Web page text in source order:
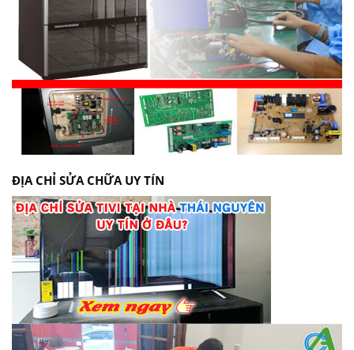
ĐỊA CHỈ SỬA CHỮA UY TÍN